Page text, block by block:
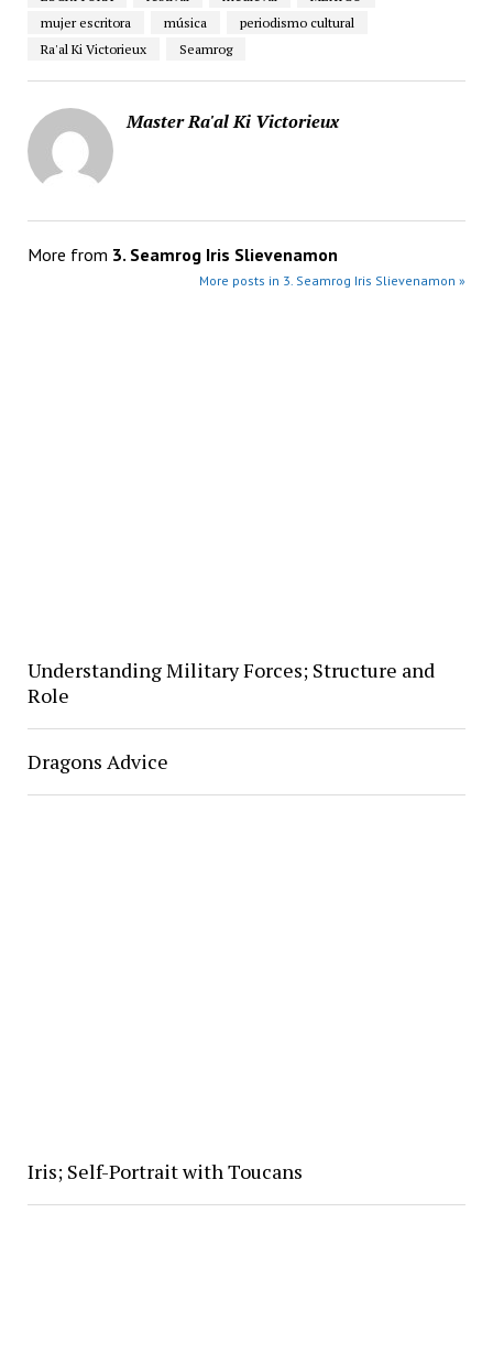
mujer escritora
música
periodismo cultural
Ra'al Ki Victorieux
Seamrog
Master Ra'al Ki Victorieux
More from 3. Seamrog Iris Slievenamon
More posts in 3. Seamrog Iris Slievenamon »
Understanding Military Forces; Structure and
Role
Dragons Advice
Iris; Self-Portrait with Toucans